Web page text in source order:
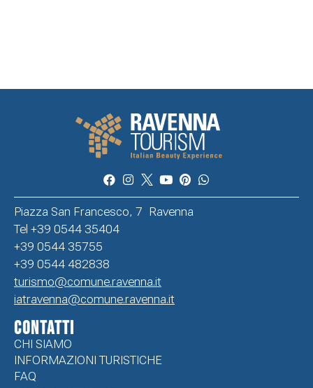
Piazza San Francesco, 7 Ravenna
Tel +39 0544 35404
+39 0544 35755
+39 0544 482838
turismo@comune.ravenna.it
iatravenna@comune.ravenna.it
CONTATTI
CHI SIAMO
INFORMAZIONI TURISTICHE
FAQ